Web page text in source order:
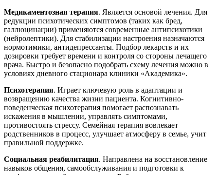
Медикаментозная терапия. Является основой лечения. Для
редукции психотических симптомов (таких как бред,
галлюцинации) применяются современные антипсихотики
(нейролептики). Для стабилизации настроения назначаются
нормотимики, антидепрессанты. Подбор лекарств и их
дозировки требует времени и контроля со стороны лечащего
врача. Быстро и безопасно подобрать схему лечения можно в
условиях дневного стационара клиники «Академика».
Психотерапия. Играет ключевую роль в адаптации и
возвращению качества жизни пациента. Когнитивно-
поведенческая психотерапия помогает распознавать
искажения в мышлении, управлять симптомами,
противостоять стрессу. Семейная терапия вовлекает
родственников в процесс, улучшает атмосферу в семье, учит
правильной поддержке.
Социальная реабилитация. Направлена на восстановление
навыков общения, самообслуживания и подготовки к